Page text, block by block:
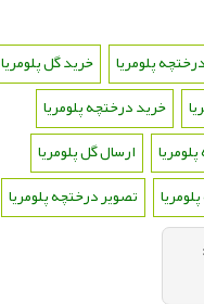
درختچه پلومریا خرید گل پلومریا
خرید درختچه پلومریا
ارسال گل پلومریا
تصویر درختچه پلومریا